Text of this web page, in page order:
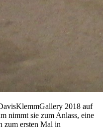
2018 auf
nimmt sie zum Anlass, eine
zum ersten Mal in